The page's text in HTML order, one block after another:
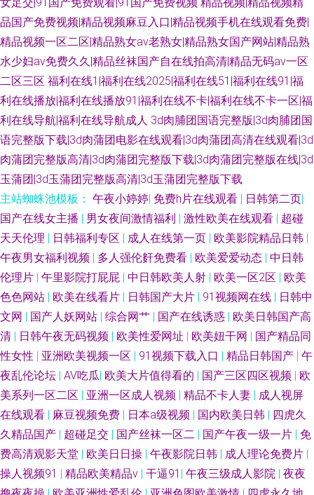
品国产免费视频|精品视频麻豆入口|精品视频手机在线观看免费|
精品视频一区二区|精品熟女av老熟女|精品熟女国产网站|精品熟
水少妇av免费久久|精品丝袜国产自在线拍高清|精品无码av一区
二区三区 福利在线1|福利在线2025|福利在线51|福利在线91|福
利在线播放|福利在线播放91|福利在线不卡|福利在线不卡一区|福
利在线导航|福利在线导航成人 3d肉脯团国语完整版|3d肉脯团国
语完整版下载|3d肉蒲团电影在线观看|3d肉蒲团高清在线观看|3d
肉蒲团完整版高清|3d肉蒲团完整版下载|3d肉蒲团完整版在线|3d
玉蒲团|3d玉蒲团完整版高清|3d玉蒲团完整版下载
主站蜘蛛池模板： 午夜小婷婷| 免费h片在线观看 | 日韩第二页|
国产在线女主播 | 男女夜间激情福利 | 激性欧美在线观看 | 超碰
天天伦理 | 日韩福利专区 | 成人在线第一页 | 欧美影院精品日韩 |
午夜男女福利视频 | 多人强伦姧免费看 | 欧美爱爱动态 | 中日韩
伦理片 | 午里影院打屁屁 | 中日韩欧美人射 | 欧美一区2区 | 欧美
色色网站 | 欧美在线看片 | 日韩国产大片 | 91视频网在线 | 日韩中
文网 | 国产人妖网站 | 综合网艹 | 国产在线诱惑 | 欧美日韩国产高
清 | 日韩午夜无码视频 | 欧美性爱网址 | 欧美妞干网 | 国产精品同
性女性 | 亚洲欧美视频一区 | 91视频下载入口 | 精品日韩国产 | 午
夜乱伦论坛 | AV吃瓜| 欧美大片值得看的 | 国产三区四区视频 | 欧
美系列一区二区 | 亚洲一区成人视频 | 精品不卡人妻 | 成人视屏
在线观看 | 麻豆视频免费 | 日本a级视频 | 国内欧美日韩 | 四虎久
久精品国产 | 超碰足交 | 国产丝袜一区二 | 国产午夜一级一片 | 免
费高清观影天堂 | 欧美日日操 | 午夜影院日韩 | 成人理论免费片 |
操人视频91 | 精品欧美精品v | 干逼91 | 午夜三级成人影院 | 夜夜